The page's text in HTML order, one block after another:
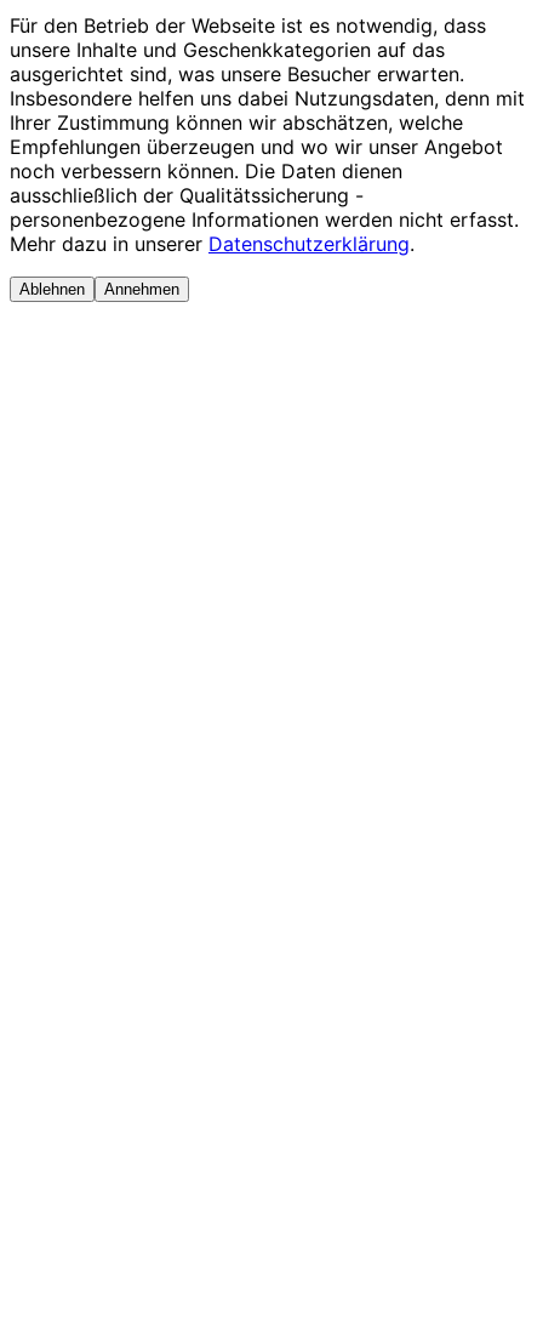
Für den Betrieb der Webseite ist es notwendig, dass
unsere Inhalte und Geschenkkategorien auf das
ausgerichtet sind, was unsere Besucher erwarten.
Insbesondere helfen uns dabei Nutzungsdaten, denn mit
Ihrer Zustimmung können wir abschätzen, welche
Empfehlungen überzeugen und wo wir unser Angebot
noch verbessern können. Die Daten dienen
ausschließlich der Qualitätssicherung -
personenbezogene Informationen werden nicht erfasst.
Mehr dazu in unserer Datenschutzerklärung.
Ablehnen Annehmen